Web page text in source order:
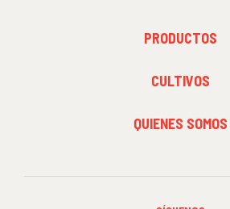
PRODUCTOS
CULTIVOS
QUIENES SOMOS